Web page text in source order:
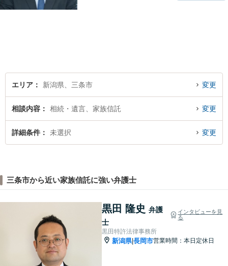
エリア 新潟県、三条市 変更
相談内容 相続・遺言、家族信託 変更
詳細条件 未選択 変更
三条市から近い家族信託に強い弁護士
黒田 隆史 弁護
士
インタビューを見
る
黒田特許法律事務所
新潟県|長岡市営業時間：本日定休日